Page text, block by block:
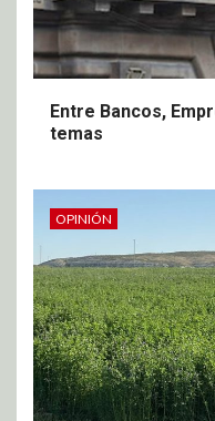
Entre Bancos,
temas
OPINIÓN